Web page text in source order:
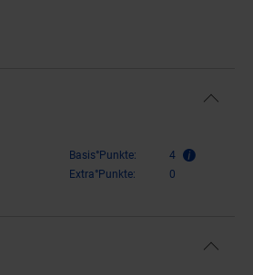
Basis°Punkte:
4
Extra°Punkte:
0